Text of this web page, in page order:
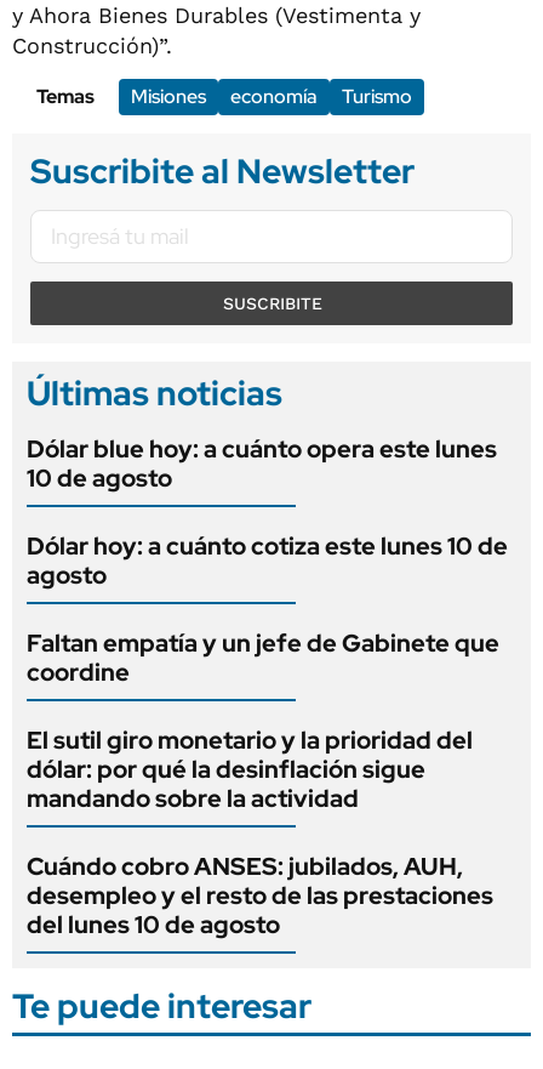
y Ahora Bienes Durables (Vestimenta y
Construcción)”.
Temas
Misiones economía Turismo
Suscribite al Newsletter
SUSCRIBITE
Últimas noticias
Dólar blue hoy: a cuánto opera este lunes
10 de agosto
Dólar hoy: a cuánto cotiza este lunes 10 de
agosto
Faltan empatía y un jefe de Gabinete que
coordine
El sutil giro monetario y la prioridad del
dólar: por qué la desinflación sigue
mandando sobre la actividad
Cuándo cobro ANSES: jubilados, AUH,
desempleo y el resto de las prestaciones
del lunes 10 de agosto
Te puede interesar